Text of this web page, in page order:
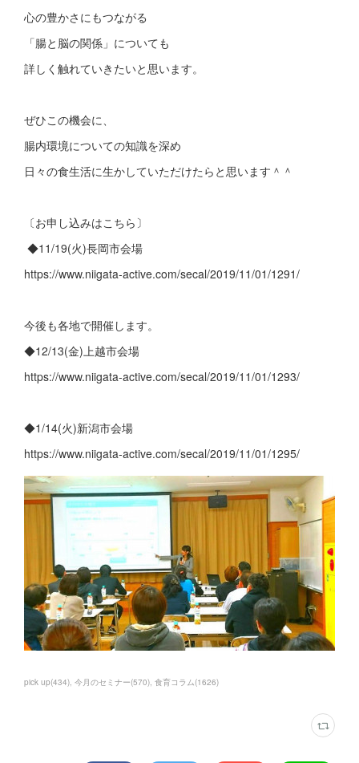
心の豊かさにもつながる
「腸と脳の関係」についても
詳しく触れていきたいと思います。
ぜひこの機会に、
腸内環境についての知識を深め
日々の食生活に生かしていただけたらと思います＾＾
〔お申し込みはこちら〕
◆11/19(火)長岡市会場
https://www.niigata-active.com/secal/2019/11/01/1291/
今後も各地で開催します。
◆12/13(金)上越市会場
https://www.niigata-active.com/secal/2019/11/01/1293/
◆1/14(火)新潟市会場
https://www.niigata-active.com/secal/2019/11/01/1295/
pick up(434) 今月のセミナー(570) 食育コラム(1626)